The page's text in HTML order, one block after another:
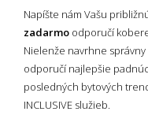
Napíšte nám Vašu
zadarmo odporučí
Nielenže navrhne
odporučí najlepšie
posledných bytových
INCLUSIVE služieb.